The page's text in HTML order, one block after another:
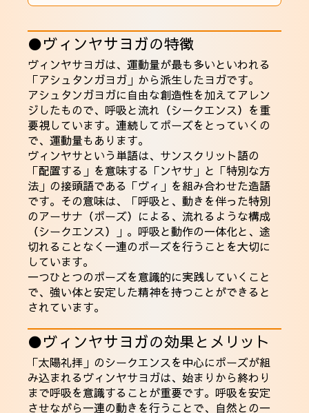
●ヴィンヤサヨガの特徴
ヴィンヤサヨガは、運動量が最も多いといわれる
「アシュタンガヨガ 」から派生したヨガです。
アシュタンガヨガに自由な創造性を加えてアレン
ジしたもので、呼吸と流れ（シークエンス）を重
要視しています。連続してポーズをとっていくの
で、運動量もあります。
ヴィンヤサという単語は、サンスクリット語の
「配置する」を意味する「ンヤサ」と「特別な方
法」の接頭語である「ヴィ」を組み合わせた造語
です。その意味は、「呼吸と、動きを伴った特別
のアーサナ（ポーズ）による、流れるような構成
（シークエンス）」。呼吸と動作の一体化と、途
切れることなく一連のポーズを行うことを大切に
しています。
一つひとつのポーズを意識的に実践していくこと
で、強い体と安定した精神を持つことができると
されています。
●ヴィンヤサヨガの効果とメリット
「太陽礼拝」のシークエンスを中心にポーズが組
み込まれるヴィンヤサヨガは、始まりから終わり
まで呼吸を意識することが重要です。呼吸を安定
させながら一連の動きを行うことで、自然との一